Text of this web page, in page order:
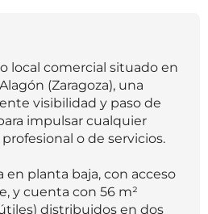
local comercial situado en
(Zaragoza), una
visibilidad y paso de
impulsar cualquier
o de servicios.
en planta baja, con acceso
y cuenta con 56 m²
distribuidos en dos